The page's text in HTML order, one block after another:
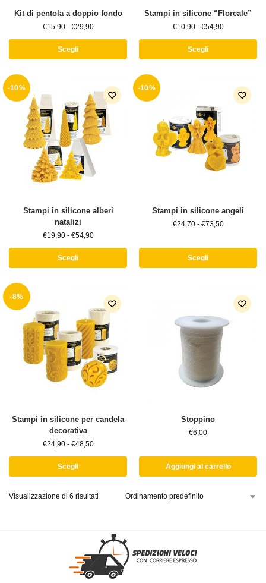
Kit di pentola a doppio fondo
€15,90 - €29,90
Scegli
Stampi in silicone “Floreale”
€10,90 - €54,90
Scegli
-10%
Stampi in silicone alberi
natalizi
€19,90 - €54,90
Scegli
-10%
Stampi in silicone angeli
€24,70 - €73,50
Scegli
-8%
Stampi in silicone per candela
decorativa
€24,90 - €48,50
Scegli
Stoppino
€6,00
Aggiungi al carrello
Visualizzazione di 6 risultati